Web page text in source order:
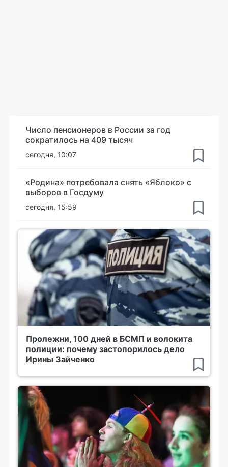
Число пенсионеров в России за год
сократилось на 409 тысяч
сегодня, 10:07
«Родина» потребовала снять «Яблоко» с
выборов в Госдуму
сегодня, 15:59
Пролежни, 100 дней в БСМП и волокита
полиции: почему застопорилось дело
Ирины Зайченко